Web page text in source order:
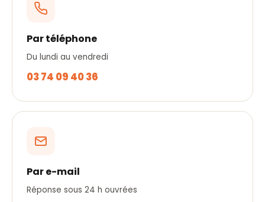
Par téléphone
Du lundi au vendredi
03 74 09 40 36
Par e-mail
Réponse sous 24 h ouvrées